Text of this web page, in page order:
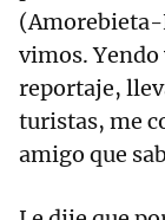
(Amorebieta-
vimos. Yendo
reportaje,
turistas, me
amigo que